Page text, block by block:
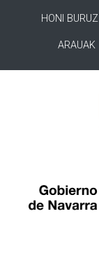
HONI BURUZ
ARAUAK